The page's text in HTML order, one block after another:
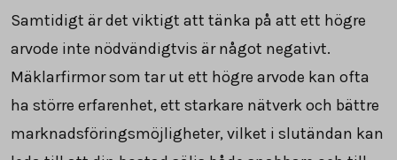
Samtidigt är det viktigt att tänka på att ett högre
arvode inte nödvändigtvis är något negativt.
Mäklarfirmor som tar ut ett högre arvode kan ofta
ha större erfarenhet, ett starkare nätverk och bättre
marknadsföringsmöjligheter, vilket i slutändan kan